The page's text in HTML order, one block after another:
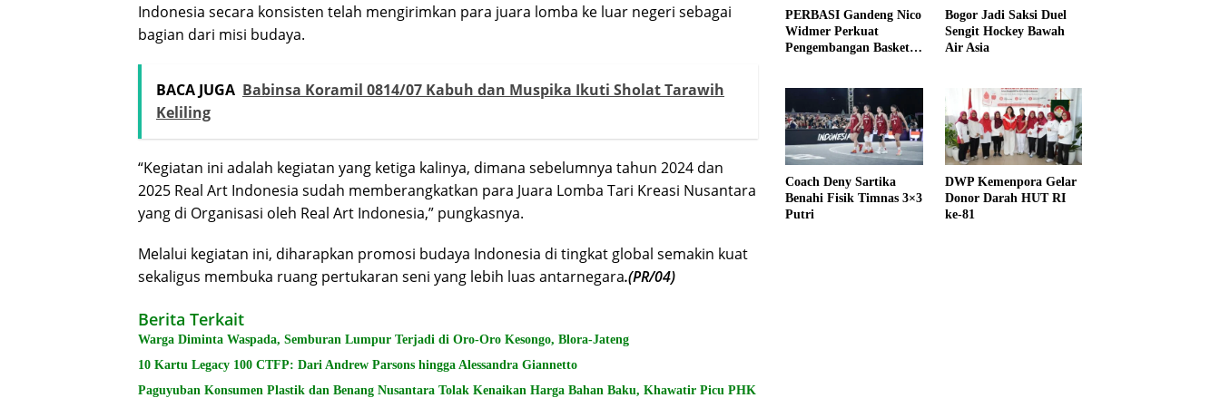
Indonesia secara konsisten telah mengirimkan para juara lomba ke luar negeri sebagai
bagian dari misi budaya.
BACA JUGA Babinsa Koramil 0814/07 Kabuh dan Muspika Ikuti Sholat Tarawih
Keliling
“Kegiatan ini adalah kegiatan yang ketiga kalinya, dimana sebelumnya tahun 2024 dan
2025 Real Art Indonesia sudah memberangkatkan para Juara Lomba Tari Kreasi Nusantara
yang di Organisasi oleh Real Art Indonesia,” pungkasnya.
Melalui kegiatan ini, diharapkan promosi budaya Indonesia di tingkat global semakin kuat
sekaligus membuka ruang pertukaran seni yang lebih luas antarnegara.(PR/04)
Berita Terkait
Warga Diminta Waspada, Semburan Lumpur Terjadi di Oro-Oro Kesongo, Blora-Jateng
10 Kartu Legacy 100 CTFP: Dari Andrew Parsons hingga Alessandra Giannetto
Paguyuban Konsumen Plastik dan Benang Nusantara Tolak Kenaikan Harga Bahan Baku, Khawatir Picu PHK
PERBASI Gandeng Nico
Widmer Perkuat
Pengembangan Basket
Bogor Jadi Saksi Duel
Sengit Hockey Bawah
Air Asia
Coach Deny Sartika
Benahi Fisik Timnas 3×3
Putri
DWP Kemenpora Gelar
Donor Darah HUT RI
ke-81